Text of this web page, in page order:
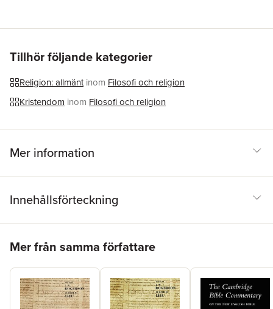
ISBN
9781845531270
Tillhör följande kategorier
Religion: allmänt inom Filosofi och religion
Kristendom inom Filosofi och religion
Mer information
Innehållsförteckning
Mer från samma författare